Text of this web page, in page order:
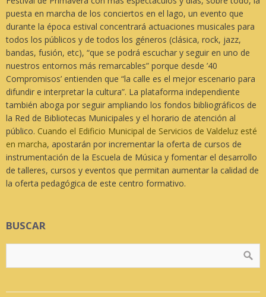
puesta en marcha de los conciertos en el lago, un evento que
durante la época estival concentrará actuaciones musicales para
todos los públicos y de todos los géneros (clásica, rock, jazz,
bandas, fusión, etc), “que se podrá escuchar y seguir en uno de
nuestros entornos más remarcables” porque desde ’40
Compromisos’ entienden que “la calle es el mejor escenario para
difundir e interpretar la cultura”. La plataforma independiente
también aboga por seguir ampliando los fondos bibliográficos de
la Red de Bibliotecas Municipales y el horario de atención al
público. Cuando el Edificio Municipal de Servicios de Valdeluz esté
en marcha, apostarán por incrementar la oferta de cursos de
instrumentación de la Escuela de Música y fomentar el desarrollo
de talleres, cursos y eventos que permitan aumentar la calidad de
la oferta pedagógica de este centro formativo.
BUSCAR